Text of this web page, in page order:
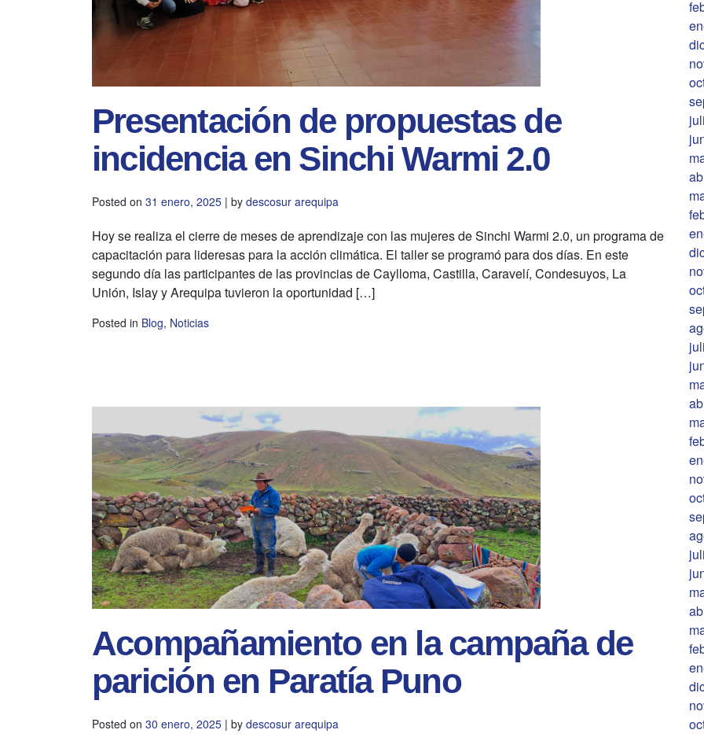
Presentación de propuestas de
incidencia en Sinchi Warmi 2.0
Posted on 31 enero, 2025 | by descosur arequipa
Hoy se realiza el cierre de meses de aprendizaje con las mujeres de Sinchi Warmi 2.0, un programa de
capacitación para lideresas para la acción climática. El taller se programó para dos días. En este
segundo día las participantes de las provincias de Caylloma, Castilla, Caravelí, Condesuyos, La
Unión, Islay y Arequipa tuvieron la oportunidad […]
Posted in Blog, Noticias
Acompañamiento en la campaña de
parición en Paratía Puno
Posted on 30 enero, 2025 | by descosur arequipa